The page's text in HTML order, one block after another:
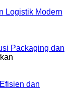
Logistik Modern
Packaging dan
Custom
dan